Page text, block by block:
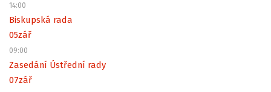
14:00
Biskupská rada
05zář
09:00
Zasedání Ústřední rady
07zář